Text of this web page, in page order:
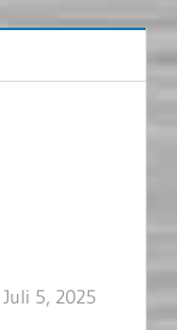
Juli 5, 2025